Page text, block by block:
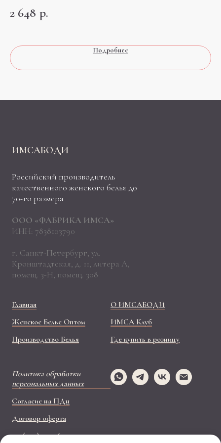
2 648 р.
Подробнее
ИМСАБОДИ
Российский производитель
качественного женского белья до
70-го размера
ООО «ФАБРИКА ИМСА»
ИНН: 7838103790
г. Санкт-Петербург, ул.
Кронштадтская, д. 11, литера А,
помещ. 3-Н, помещ. 308
Главная
Женское Белье Оптом
Производство Белья
О ИМСАБОДИ
ИМСА Клуб
Где купить в розницу
Политика обработки
персональных данных
Согласие на ПДн
Договор оферта
+ 7 (499) 110-26-37